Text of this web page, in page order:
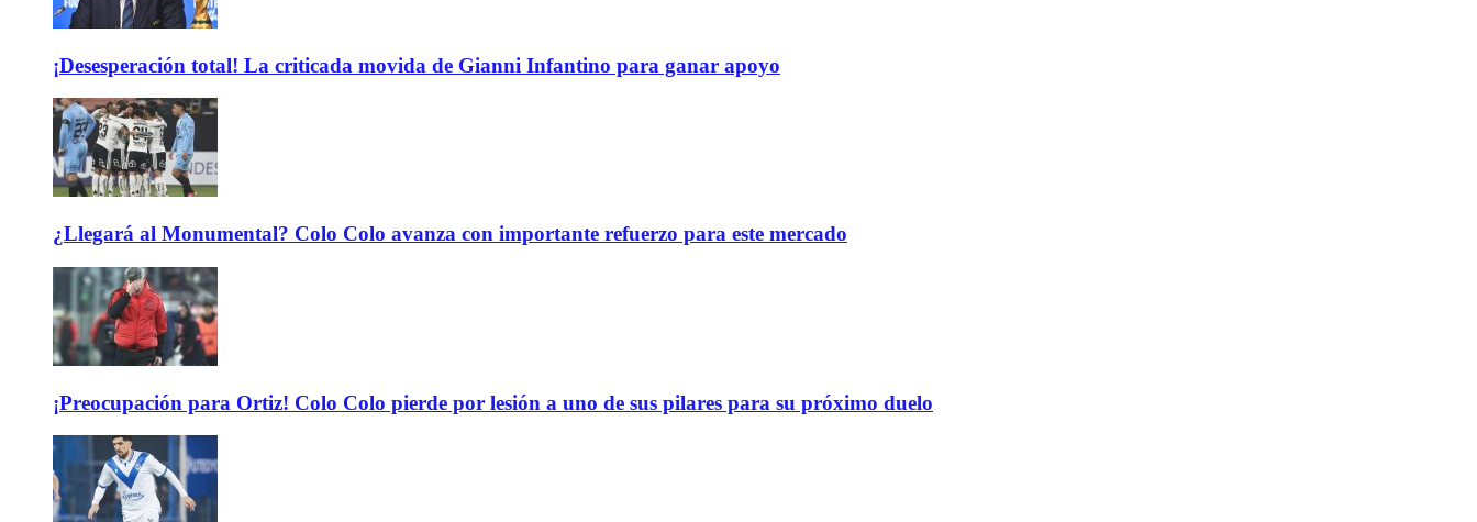
¡Desesperación total! La criticada movida de Gianni Infantino para ganar apoyo
¿Llegará al Monumental? Colo Colo avanza con importante refuerzo para este mercado
¡Preocupación para Ortiz! Colo Colo pierde por lesión a uno de sus pilares para su próximo duelo